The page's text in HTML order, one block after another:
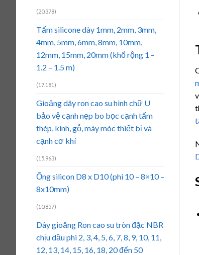
(20.378)
Tấm silicone dày 1mm, 2mm, 3mm,
4mm, 5mm, 6mm, 8mm, 10mm,
12mm, 15mm, 20mm (khổ rộng 1 –
1.2 – 1.5 m)
(17.181)
Gioăng dây ron cao su hình chữ U
bảo vệ cạnh nẹp bo bọc cạnh tấm
thép, kính, gỗ, máy móc thiết bị và
cạnh cơ khí
(15.963)
Ống silicon D8 x D10 (phi 10 – 8×10 –
8x10mm)
(10.857)
Dây gioăng Ron cao su tròn đặc NBR
chịu dầu phi 2, 3, 4, 5, 6, 7, 8, 9, 10, 11,
12, 13, 14, 15, 16, 18, 20 đến 50